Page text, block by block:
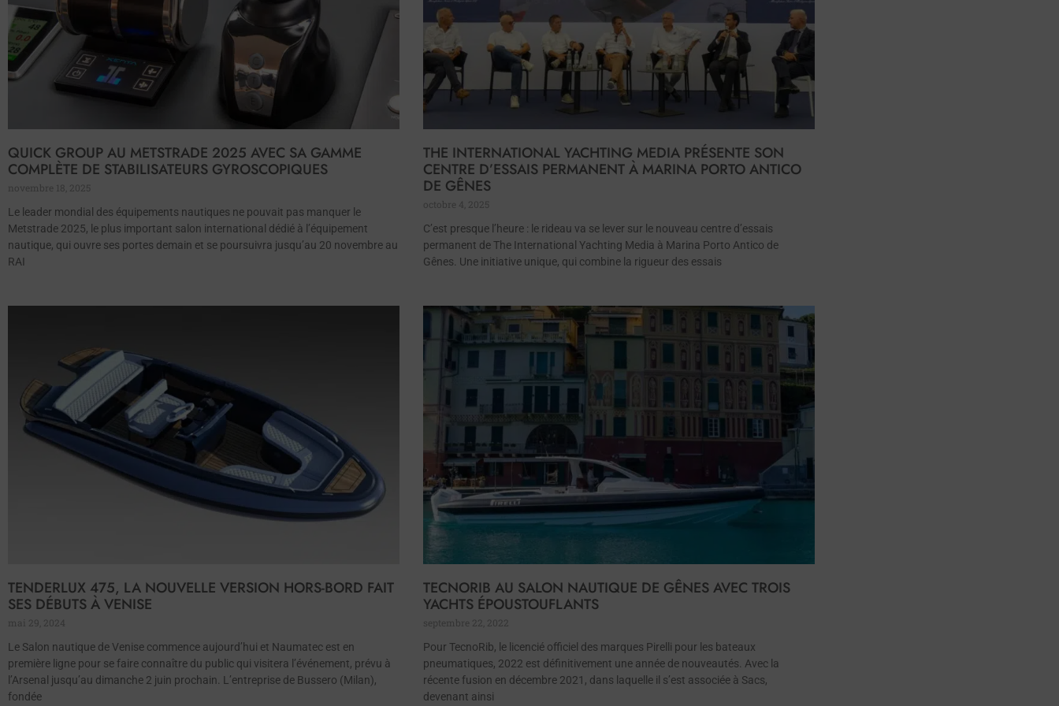
QUICK GROUP AU METSTRADE 2025 AVEC SA GAMME
COMPLÈTE DE STABILISATEURS GYROSCOPIQUES
novembre 18, 2025
Le leader mondial des équipements nautiques ne pouvait pas manquer le
Metstrade 2025, le plus important salon international dédié à l’équipement
nautique, qui ouvre ses portes demain et se poursuivra jusqu’au 20 novembre au
RAI
THE INTERNATIONAL YACHTING MEDIA PRÉSENTE SON
CENTRE D’ESSAIS PERMANENT À MARINA PORTO ANTICO
DE GÊNES
octobre 4, 2025
C’est presque l’heure : le rideau va se lever sur le nouveau centre d’essais
permanent de The International Yachting Media à Marina Porto Antico de
Gênes. Une initiative unique, qui combine la rigueur des essais
TENDERLUX 475, LA NOUVELLE VERSION HORS-BORD FAIT
SES DÉBUTS À VENISE
mai 29, 2024
Le Salon nautique de Venise commence aujourd’hui et Naumatec est en
première ligne pour se faire connaître du public qui visitera l’événement, prévu à
l’Arsenal jusqu’au dimanche 2 juin prochain. L’entreprise de Bussero (Milan),
fondée
TECNORIB AU SALON NAUTIQUE DE GÊNES AVEC TROIS
YACHTS ÉPOUSTOUFLANTS
septembre 22, 2022
Pour TecnoRib, le licencié officiel des marques Pirelli pour les bateaux
pneumatiques, 2022 est définitivement une année de nouveautés. Avec la
récente fusion en décembre 2021, dans laquelle il s’est associée à Sacs,
devenant ainsi